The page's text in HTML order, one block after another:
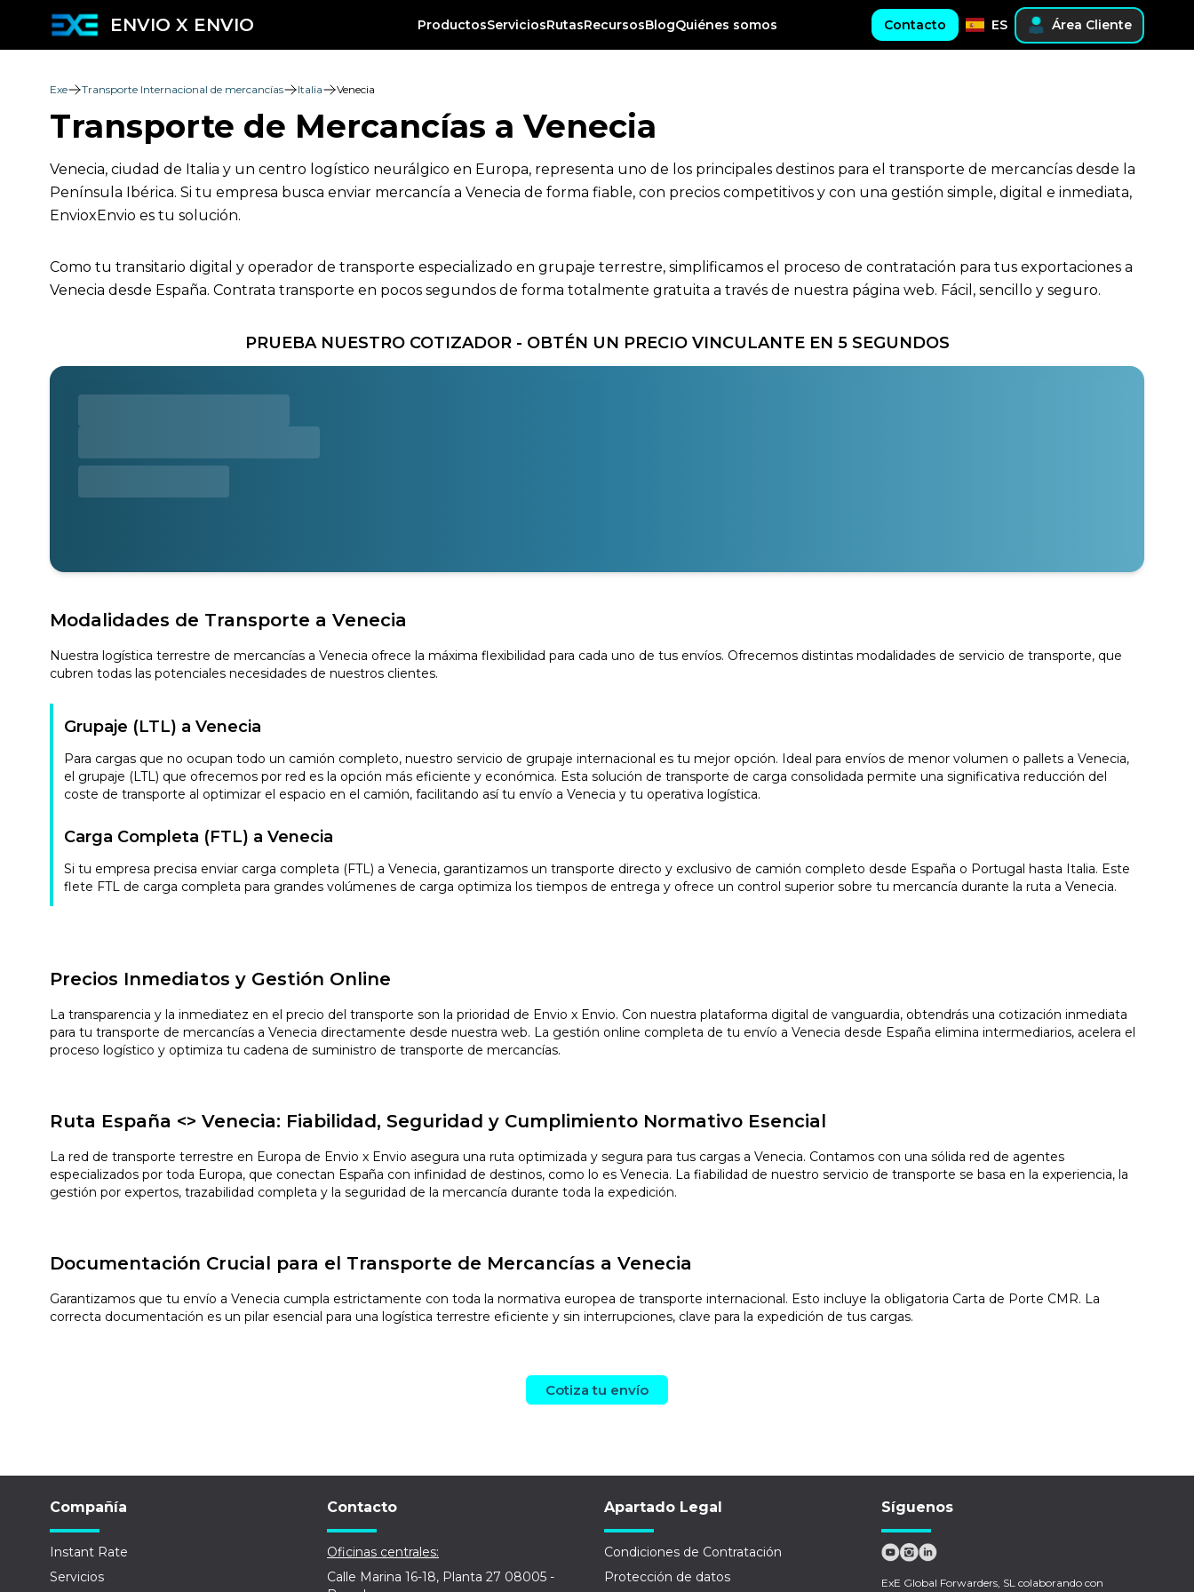
ENVIO X ENVIO ProductosServiciosRutasRecursosBlogQuiénes somos Contacto ES Área Cliente
Exe Transporte Internacional de mercancías Italia Venecia
Transporte de Mercancías a Venecia
Venecia, ciudad de Italia y un centro logístico neurálgico en Europa, representa uno de los principales destinos para el transporte de mercancías desde la
Península Ibérica. Si tu empresa busca enviar mercancía a Venecia de forma fiable, con precios competitivos y con una gestión simple, digital e inmediata,
EnvioxEnvio es tu solución.
Como tu transitario digital y operador de transporte especializado en grupaje terrestre, simplificamos el proceso de contratación para tus exportaciones a
Venecia desde España. Contrata transporte en pocos segundos de forma totalmente gratuita a través de nuestra página web. Fácil, sencillo y seguro.
PRUEBA NUESTRO COTIZADOR - OBTÉN UN PRECIO VINCULANTE EN 5 SEGUNDOS
Modalidades de Transporte a Venecia
Nuestra logística terrestre de mercancías a Venecia ofrece la máxima flexibilidad para cada uno de tus envíos. Ofrecemos distintas modalidades de servicio de transporte, que
cubren todas las potenciales necesidades de nuestros clientes.
Grupaje (LTL) a Venecia
Para cargas que no ocupan todo un camión completo, nuestro servicio de grupaje internacional es tu mejor opción. Ideal para envíos de menor volumen o pallets a Venecia,
el grupaje (LTL) que ofrecemos por red es la opción más eficiente y económica. Esta solución de transporte de carga consolidada permite una significativa reducción del
coste de transporte al optimizar el espacio en el camión, facilitando así tu envío a Venecia y tu operativa logística.
Carga Completa (FTL) a Venecia
Si tu empresa precisa enviar carga completa (FTL) a Venecia, garantizamos un transporte directo y exclusivo de camión completo desde España o Portugal hasta Italia. Este
flete FTL de carga completa para grandes volúmenes de carga optimiza los tiempos de entrega y ofrece un control superior sobre tu mercancía durante la ruta a Venecia.
Precios Inmediatos y Gestión Online
La transparencia y la inmediatez en el precio del transporte son la prioridad de Envio x Envio. Con nuestra plataforma digital de vanguardia, obtendrás una cotización inmediata
para tu transporte de mercancías a Venecia directamente desde nuestra web. La gestión online completa de tu envío a Venecia desde España elimina intermediarios, acelera el
proceso logístico y optimiza tu cadena de suministro de transporte de mercancías.
Ruta España <> Venecia: Fiabilidad, Seguridad y Cumplimiento Normativo Esencial
La red de transporte terrestre en Europa de Envio x Envio asegura una ruta optimizada y segura para tus cargas a Venecia. Contamos con una sólida red de agentes
especializados por toda Europa, que conectan España con infinidad de destinos, como lo es Venecia. La fiabilidad de nuestro servicio de transporte se basa en la experiencia, la
gestión por expertos, trazabilidad completa y la seguridad de la mercancía durante toda la expedición.
Documentación Crucial para el Transporte de Mercancías a Venecia
Garantizamos que tu envío a Venecia cumpla estrictamente con toda la normativa europea de transporte internacional. Esto incluye la obligatoria Carta de Porte CMR. La
correcta documentación es un pilar esencial para una logística terrestre eficiente y sin interrupciones, clave para la expedición de tus cargas.
Cotiza tu envío
Compañía
Instant Rate
Servicios
Contacto
Oficinas centrales:
Calle Marina 16-18, Planta 27 08005 -
Apartado Legal
Condiciones de Contratación
Protección de datos
Síguenos
ExE Global Forwarders, SL colaborando con